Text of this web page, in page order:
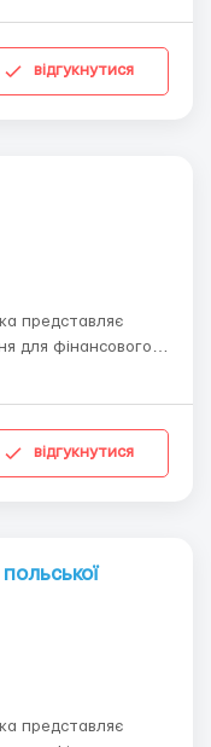
завдання...
відгукнутися
представляє
для фінансового
талановитого Head of Content. Вимоги: Досвід упр...
відгукнутися
представляє